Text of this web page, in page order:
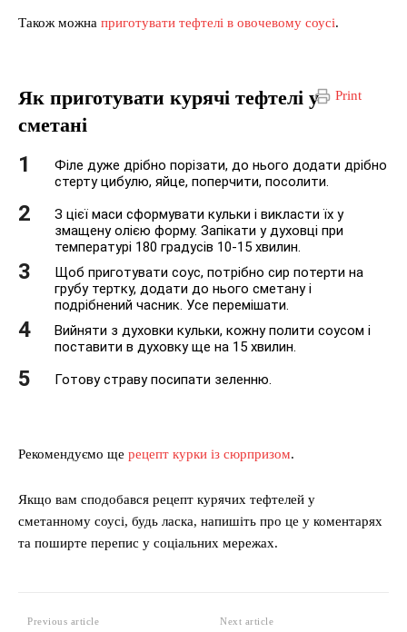
Також можна приготувати тефтелі в овочевому соусі.
Print
Як приготувати курячі тефтелі у
сметані
Філе дуже дрібно порізати, до нього додати дрібно
стерту цибулю, яйце, поперчити, посолити.
З цієї маси сформувати кульки і викласти їх у
змащену олією форму. Запікати у духовці при
температурі 180 градусів 10-15 хвилин.
Щоб приготувати соус, потрібно сир потерти на
грубу тертку, додати до нього сметану і
подрібнений часник. Усе перемішати.
Вийняти з духовки кульки, кожну полити соусом і
поставити в духовку ще на 15 хвилин.
Готову страву посипати зеленню.
Рекомендуємо ще рецепт курки із сюрпризом.
Якщо вам сподобався рецепт курячих тефтелей у
сметанному соусі, будь ласка, напишіть про це у коментарях
та поширте перепис у соціальних мережах.
Previous article Next article